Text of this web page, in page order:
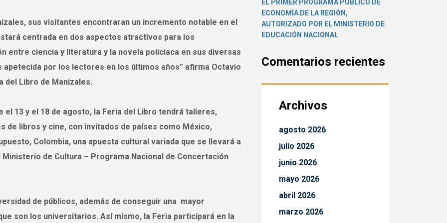
sus visitantes encontraran un incremento notable en el
centrada en dos aspectos atractivos para los
entre ciencia y literatura y la novela policiaca en sus diversas
por los lectores en los últimos años” afirma Octavio
del Libro de Manizales.
13 y el 18 de agosto, la Feria del Libro tendrá talleres,
libros y cine, con invitados de países como México,
Colombia, una apuesta cultural variada que se llevará a
de Cultura – Programa Nacional de Concertación
de públicos, además de conseguir una mayor
son los universitarios. Así mismo, la Feria participará en la
EL PRIMER PROGRAMA PÚBLICO DE
ECONOMÍA DE LA REGIÓN,
AUTORIZADO POR EL MINISTERIO DE
EDUCACIÓN NACIONAL
Comentarios recientes
Archivos
agosto 2026
julio 2026
junio 2026
mayo 2026
abril 2026
marzo 2026